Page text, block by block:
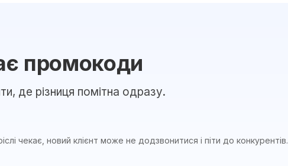
промокоди
де різниця помітна одразу.
чекає, новий клієнт може не додзвонитися і піти до конкурентів.